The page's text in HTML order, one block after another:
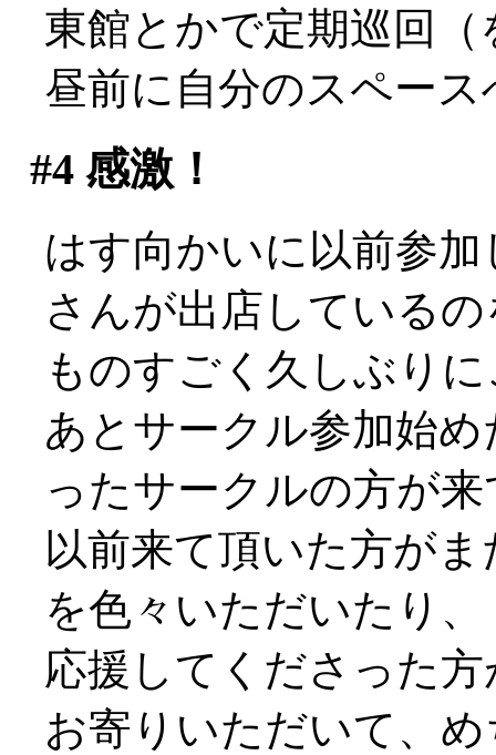
東館とかで定期巡回（
昼前に自分のスペース
#4感激！
はす向かいに以前参
さんが出店している
ものすごく久しぶり
あとサークル参加始
ったサークルの方が
以前来て頂いた方が
を色々いただいたり、
応援してくださった
お寄りいただいて、